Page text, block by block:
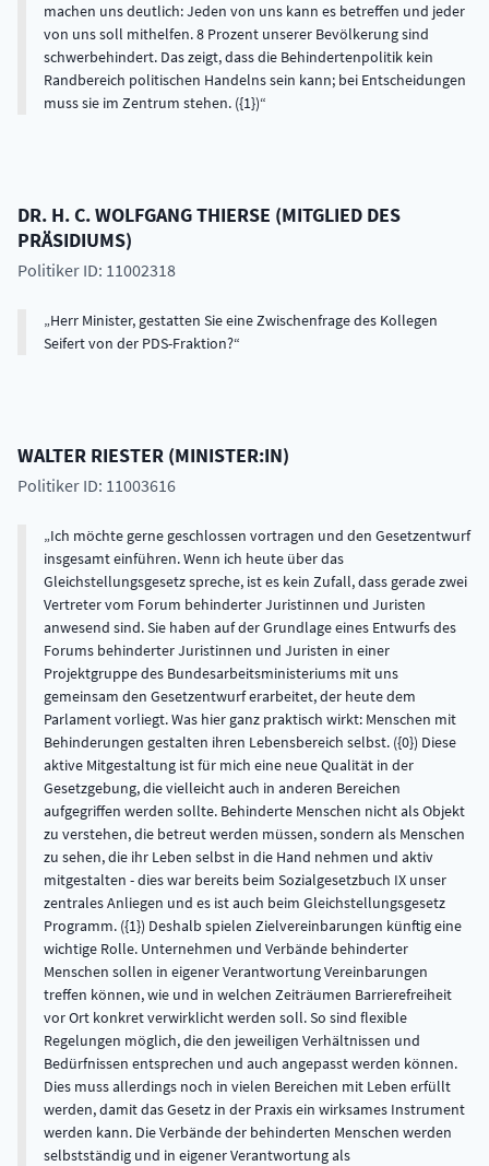
machen uns deutlich: Jeden von uns kann es betreffen und jeder
von uns soll mithelfen. 8 Prozent unserer Bevölkerung sind
schwerbehindert. Das zeigt, dass die Behindertenpolitik kein
Randbereich politischen Handelns sein kann; bei Entscheidungen
muss sie im Zentrum stehen. ({1})
DR. H. C.WOLFGANGTHIERSE (MITGLIED DES
PRÄSIDIUMS)
Politiker ID: 11002318
Herr Minister, gestatten Sie eine Zwischenfrage des Kollegen
Seifert von der PDS-Fraktion?
WALTER RIESTER (MINISTER:IN)
Politiker ID: 11003616
Ich möchte gerne geschlossen vortragen und den Gesetzentwurf
insgesamt einführen. Wenn ich heute über das
Gleichstellungsgesetz spreche, ist es kein Zufall, dass gerade zwei
Vertreter vom Forum behinderter Juristinnen und Juristen
anwesend sind. Sie haben auf der Grundlage eines Entwurfs des
Forums behinderter Juristinnen und Juristen in einer
Projektgruppe des Bundesarbeitsministeriums mit uns
gemeinsam den Gesetzentwurf erarbeitet, der heute dem
Parlament vorliegt. Was hier ganz praktisch wirkt: Menschen mit
Behinderungen gestalten ihren Lebensbereich selbst. ({0}) Diese
aktive Mitgestaltung ist für mich eine neue Qualität in der
Gesetzgebung, die vielleicht auch in anderen Bereichen
aufgegriffen werden sollte. Behinderte Menschen nicht als Objekt
zu verstehen, die betreut werden müssen, sondern als Menschen
zu sehen, die ihr Leben selbst in die Hand nehmen und aktiv
mitgestalten - dies war bereits beim Sozialgesetzbuch IX unser
zentrales Anliegen und es ist auch beim Gleichstellungsgesetz
Programm. ({1}) Deshalb spielen Zielvereinbarungen künftig eine
wichtige Rolle. Unternehmen und Verbände behinderter
Menschen sollen in eigener Verantwortung Vereinbarungen
treffen können, wie und in welchen Zeiträumen Barrierefreiheit
vor Ort konkret verwirklicht werden soll. So sind flexible
Regelungen möglich, die den jeweiligen Verhältnissen und
Bedürfnissen entsprechen und auch angepasst werden können.
Dies muss allerdings noch in vielen Bereichen mit Leben erfüllt
werden, damit das Gesetz in der Praxis ein wirksames Instrument
werden kann. Die Verbände der behinderten Menschen werden
selbstständig und in eigener Verantwortung als